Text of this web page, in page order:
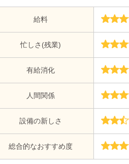
給料
忙しさ(残業)
有給消化
人間関係
設備の新しさ
総合的なおすすめ度